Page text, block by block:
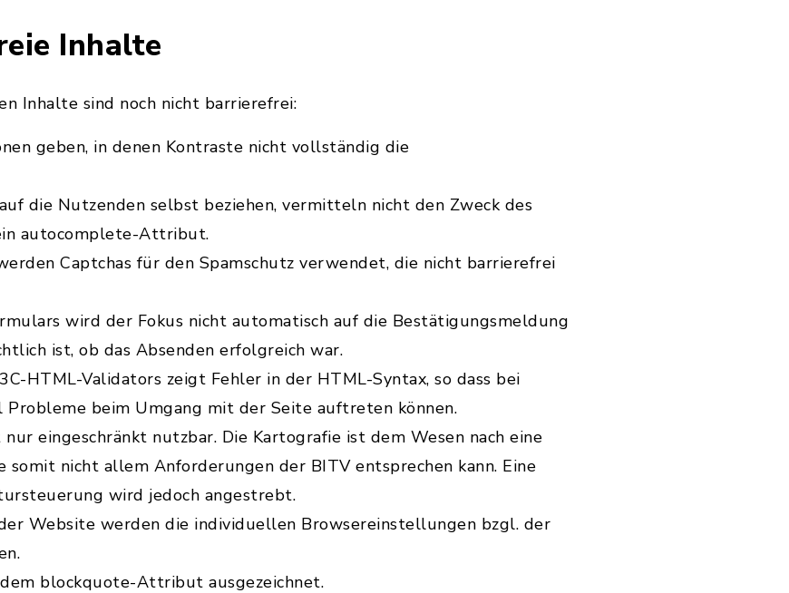
Inhalte
Inhalte sind noch nicht barrierefrei:
geben, in denen Kontraste nicht vollständig die
die Nutzenden selbst beziehen, vermitteln nicht den Zweck des
autocomplete-Attribut.
Captchas für den Spamschutz verwendet, die nicht barrierefrei
wird der Fokus nicht automatisch auf die Bestätigungsmeldung
ist, ob das Absenden erfolgreich war.
HTML-Validators zeigt Fehler in der HTML-Syntax, so dass bei
Probleme beim Umgang mit der Seite auftreten können.
eingeschränkt nutzbar. Die Kartografie ist dem Wesen nach eine
nicht allem Anforderungen der BITV entsprechen kann. Eine
wird jedoch angestrebt.
Website werden die individuellen Browsereinstellungen bzgl. der
blockquote-Attribut ausgezeichnet.